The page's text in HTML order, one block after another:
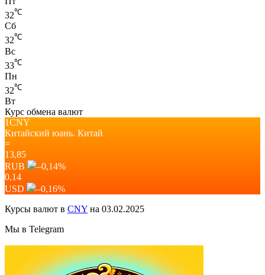
32℃
Сб
32℃
Вс
33℃
Пн
32℃
Вт
Курс обмена валют
1CNY
Китайский юань. Китай
=
13,85
RUB
–0,14%
0,14
USD
–0,16%
Курсы валют в CNY на 03.02.2025
Мы в Telegram